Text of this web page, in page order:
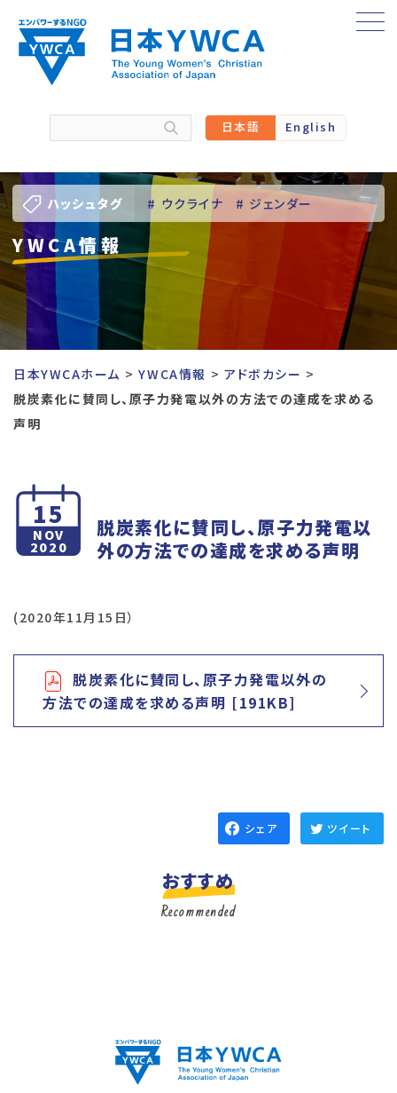
content
日本語 English
ハッシュタグ # ウクライナ # ジェンダー
# バーチャル訪問
# 人権 # 国際協力
# 地域YWCA
# 東日本大震災被災者支援
# 若い女性のリーダーシップ
YWCA情報
日本YWCAホーム YWCA情報
アドボカシー
脱炭素化に賛同し、原子力発電以外の方法での達成を求める
声明
15
NOV
2020
脱炭素化に賛同し、原子力発電以
外の方法での達成を求める声明
(2020年11月15日）
脱炭素化に賛同し、原子力発電以外の
方法での達成を求める声明 [191KB]
シェア ツイート
おすすめ
Recommended